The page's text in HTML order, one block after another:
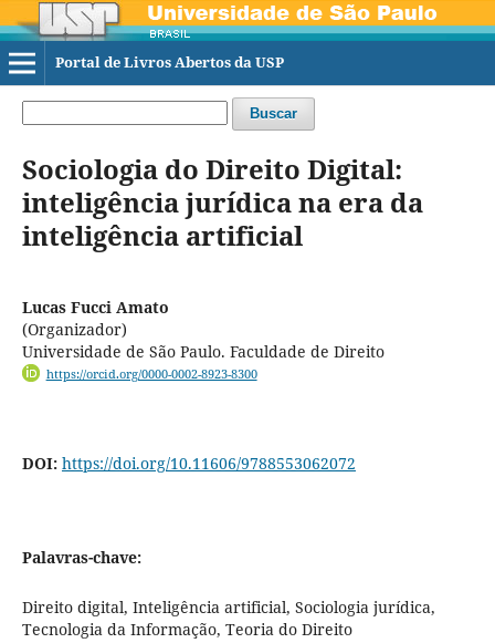
Portal de Livros Abertos da USP
Buscar
Sociologia do Direito Digital:
inteligência jurídica na era da
inteligência artificial
Lucas Fucci Amato
(Organizador)
Universidade de São Paulo. Faculdade de Direito
https://orcid.org/0000-0002-8923-8300
DOI: https://doi.org/10.11606/9788553062072
Palavras-chave:
Direito digital, Inteligência artificial, Sociologia jurídica,
Tecnologia da Informação, Teoria do Direito